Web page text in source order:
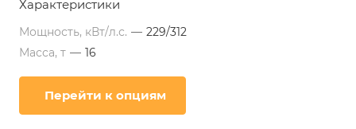
Характеристики
Мощность, кВт/л.с. — 229/312
Масса, т — 16
Перейти к опциям